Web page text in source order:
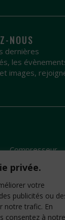
privée.
votre
publicités ou
notre trafic. En
consentez à notre
NOUS
dernières
les
images,
Compresseur
Groupe
Pompe à eau
Motobineuse
Motoculteur